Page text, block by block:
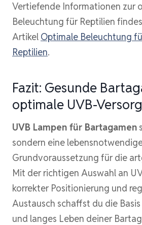
Vertiefende Informationen zur
Beleuchtung für Reptilien
Artikel Optimale Beleuchtung
Reptilien.
Fazit: Gesunde
optimale UVB-
UVB Lampen für Bartagamen
sondern eine
Grundvoraussetzung für die
Mit der richtigen Auswahl an
korrekter Positionierung und
Austausch schaffst du die
und langes Leben deiner